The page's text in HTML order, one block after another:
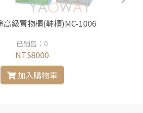
高級置物櫃(鞋櫃)MC-1006
已銷售：0
NT$8000
加入購物車